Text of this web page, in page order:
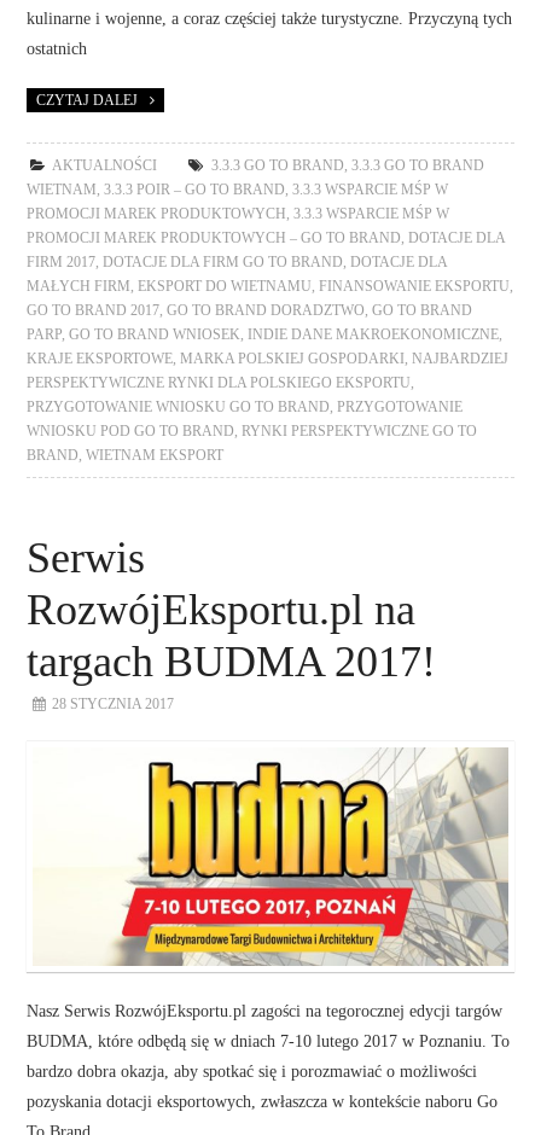
kulinarne i wojenne, a coraz częściej także turystyczne. Przyczyną tych
ostatnich
CZYTAJ DALEJ
AKTUALNOŚCI 3.3.3 GO TO BRAND ,3.3.3 GO TO BRAND
WIETNAM ,3.3.3 POIR – GO TO BRAND ,3.3.3 WSPARCIE MŚP W
PROMOCJI MAREK PRODUKTOWYCH ,3.3.3 WSPARCIE MŚP W
PROMOCJI MAREK PRODUKTOWYCH – GO TO BRAND ,DOTACJE DLA
FIRM 2017 ,DOTACJE DLA FIRM GO TO BRAND ,DOTACJE DLA
MAŁYCH FIRM ,EKSPORT DO WIETNAMU ,FINANSOWANIE EKSPORTU
GO TO BRAND 2017 ,GO TO BRAND DORADZTWO ,GO TO BRAND
PARP ,GO TO BRAND WNIOSEK INDIE DANE MAKROEKONOMICZNE
KRAJE EKSPORTOWE ,MARKA POLSKIEJ GOSPODARKI ,NAJBARDZIEJ
PERSPEKTYWICZNE RYNKI DLA POLSKIEGO EKSPORTU
PRZYGOTOWANIE WNIOSKU GO TO BRAND ,PRZYGOTOWANIE
WNIOSKU POD GO TO BRAND ,RYNKI PERSPEKTYWICZNE GO TO
BRAND ,WIETNAM EKSPORT
Serwis
RozwójEksportu.pl na
targach BUDMA 2017!
28 STYCZNIA 2017
Nasz Serwis RozwójEksportu.pl zagości na tegorocznej edycji targów
BUDMA, które odbędą się w dniach 7-10 lutego 2017 w Poznaniu. To
bardzo dobra okazja, aby spotkać się i porozmawiać o możliwości
pozyskania dotacji eksportowych, zwłaszcza w kontekście naboru Go